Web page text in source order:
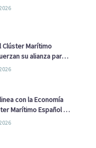
Clúster Marítimo
su alianza para
estrategia Nacional
con la Economía
Marítimo Español y
avanzan alianzas